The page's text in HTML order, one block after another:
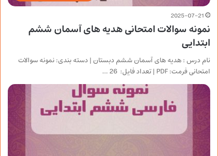
2025-07-21
نمونه سوالات امتحانی هدیه های آسمان ششم
ابتدایی
نام درس : هدیه های آسمان ششم دبستان | دسته بندی: نمونه سوالات
امتحانی فرمت: PDF | تعداد فایل: 26 …